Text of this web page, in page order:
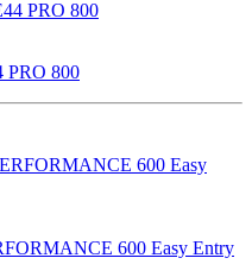
800
600 Easy Entry